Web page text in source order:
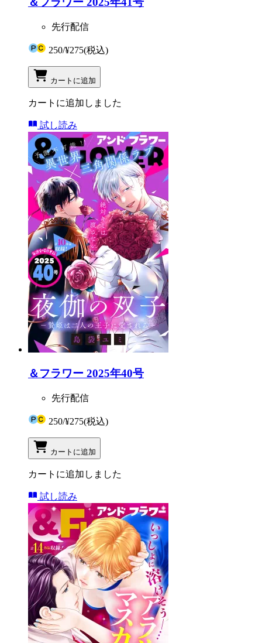
先行配信
250/¥275(税込)
カートに追加
カートに追加しました
試し読み
＆フラワー 2025年40号
先行配信
250/¥275(税込)
カートに追加
カートに追加しました
試し読み